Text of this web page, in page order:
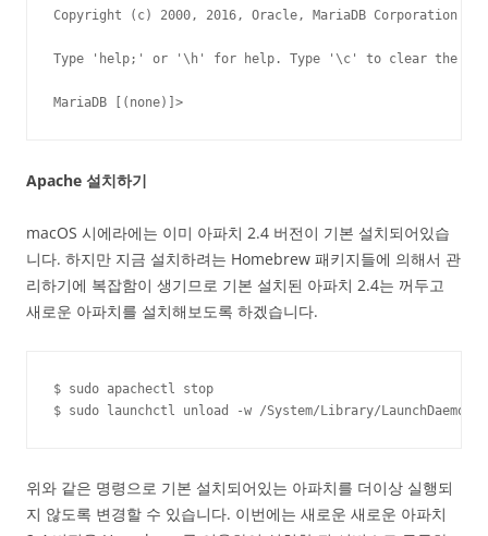
Copyright (c) 2000, 2016, Oracle, MariaDB Corporation
Type 'help;' or '\h' for help. Type '\c' to clear the
MariaDB [(none)]>
Apache 설치하기
macOS 시에라에는 이미 아파치 2.4 버전이 기본 설치되어있습
니다. 하지만 지금 설치하려는 Homebrew 패키지들에 의해서 관
리하기에 복잡함이 생기므로 기본 설치된 아파치 2.4는 꺼두고
새로운 아파치를 설치해보도록 하겠습니다.
$ sudo apachectl stop
$ sudo launchctl unload -w /System/Library/
위와 같은 명령으로 기본 설치되어있는 아파치를 더이상 실행되
지 않도록 변경할 수 있습니다. 이번에는 새로운 새로운 아파치